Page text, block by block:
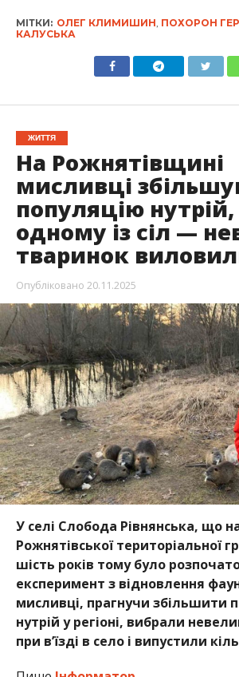
МІТКИ: ОЛЕГ КЛИМИШИН, ПОХОРОН
КАЛУСЬКА
ЖИТТЯ
На Рожнятівщині
мисливці
популяцію нутрій,
одному із сіл —
тваринок
Опубліковано 20.11.2025
У селі Слобода Рівнянська, що
Рожнятівської територіальної
шість років тому було
експеримент з відновлення
мисливці, прагнучи збільшити
нутрій у регіоні, вибрали
при в’їзді в село і випустили